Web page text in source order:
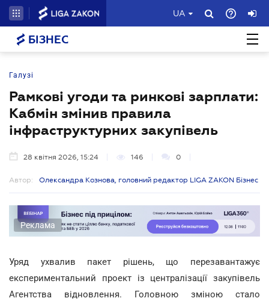
UA
БІЗНЕС
Галузі
Рамкові угоди та ринкові зарплати:
Кабмін змінив правила
інфраструктурних закупівель
28 квітня 2026, 15:24 146 0
Автор: Олександра Кознова, головний редактор LIGA ZAKON Бізнес
Реклама
Уряд ухвалив пакет рішень, що перезавантажує
експериментальний проект із централізації закупівель
Агентства відновлення. Головною зміною стало